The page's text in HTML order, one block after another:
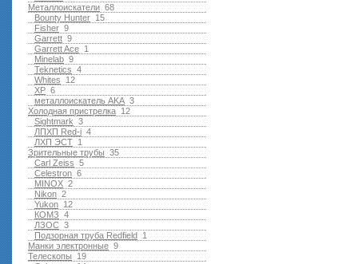
68
Металлоискатели
15
Bounty Hunter
9
Fisher
9
Garrett
1
Garrett Ace
9
Minelab
4
Teknetics
12
Whites
6
XP
3
металлоискатель AKA
12
Холодная пристрелка
3
Sightmark
4
ЛПХП Red-i
1
ЛХП ЭСТ
35
Зрительные трубы
5
Carl Zeiss
6
Celestron
2
MINOX
2
Nikon
12
Yukon
4
КОМЗ
3
ЛЗОС
1
Подзорная труба Redfield
9
Манки электронные
19
Телескопы